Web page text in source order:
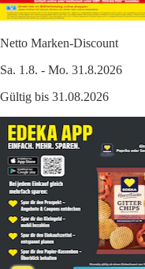
Netto Marken-Discount
Sa. 1.8. - Mo. 31.8.2026
Gültig bis 31.08.2026